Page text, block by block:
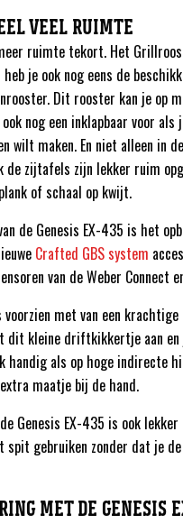
VEEL RUIMTE
ruimte tekort. Het
je ook nog eens de
Dit rooster kan je op
nog een inklapbaar voor als
wilt maken. En niet alleen in
de zijtafels zijn lekker ruim
of schaal op kwijt.
de Genesis EX-435 is het
Crafted GBS system
van de Weber Connect
voorzien met van een
dit kleine driftkikkertje aan en
handig als op hoge indirecte
maatje bij de hand.
Genesis EX-435 is ook lekker
spit gebruiken zonder dat je
MET DE GENESIS